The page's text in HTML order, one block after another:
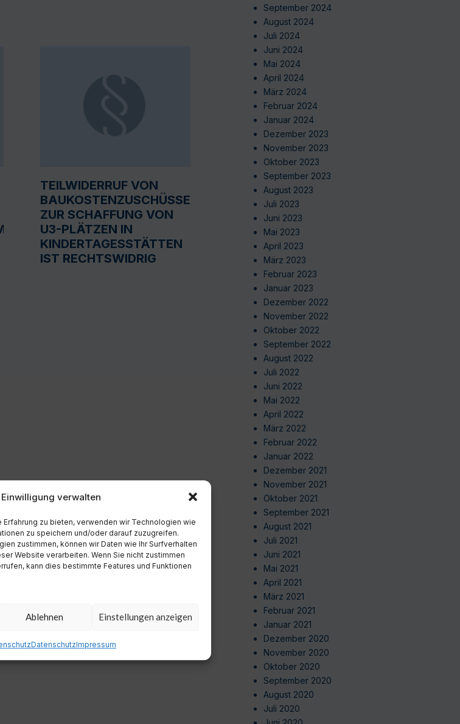
Einwilligung verwalten
zu bieten, verwenden wir Technologien wie
zu speichern und/oder darauf zuzugreifen.
zustimmen, können wir Daten wie Ihr Surfverhalten
Website verarbeiten. Wenn Sie nicht zustimmen
kann dies bestimmte Features und Funktionen
Ablehnen Einstellungen anzeigen
DatenschutzImpressum
TEILWIDERRUF VON
BAUKOSTENZUSCHÜSSEN
ZUR SCHAFFUNG VON
U3-PLÄTZEN IN
KINDERTAGESSTÄTTEN
IST RECHTSWIDRIG
September 2024
August 2024
Juli 2024
Juni 2024
Mai 2024
April 2024
März 2024
Februar 2024
Januar 2024
Dezember 2023
November 2023
Oktober 2023
September 2023
August 2023
Juli 2023
Juni 2023
Mai 2023
April 2023
März 2023
Februar 2023
Januar 2023
Dezember 2022
November 2022
Oktober 2022
September 2022
August 2022
Juli 2022
Juni 2022
Mai 2022
April 2022
März 2022
Februar 2022
Januar 2022
Dezember 2021
November 2021
Oktober 2021
September 2021
August 2021
Juli 2021
Juni 2021
Mai 2021
April 2021
März 2021
Februar 2021
Januar 2021
Dezember 2020
November 2020
Oktober 2020
September 2020
August 2020
Juli 2020